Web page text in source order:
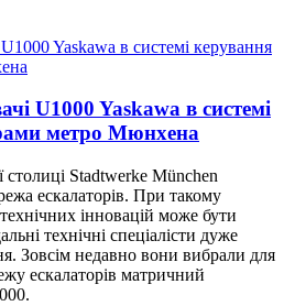
U1000 Yaskawa в системі
метро Мюнхена
столиці Stadtwerke München
ескалаторів. При такому
інновацій може бути
технічні спеціалісти дуже
Зовсім недавно вони вибрали для
ескалаторів матричний